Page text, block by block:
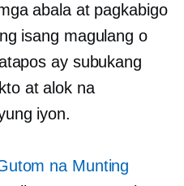
abala at pagkabigo
isang magulang o
ay subukang
at alok na
iyon.
na Munting